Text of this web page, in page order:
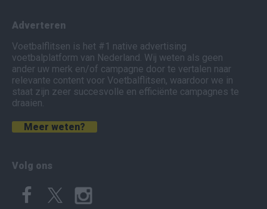
Adverteren
Voetbalflitsen is het #1 native advertising
voetbalplatform van Nederland. Wij weten als geen
ander uw merk en/of campagne door te vertalen naar
relevante content voor Voetbalflitsen, waardoor we in
staat zijn zeer succesvolle en efficiënte campagnes te
draaien.
Meer weten?
Volg ons